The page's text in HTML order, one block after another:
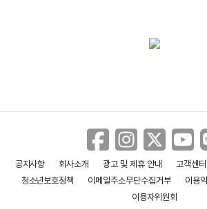
공지사항 회사소개 광고 및 제휴 안내 고객센터
청소년보호정책
이메일주소무단수집거부 이용
이용자위원회